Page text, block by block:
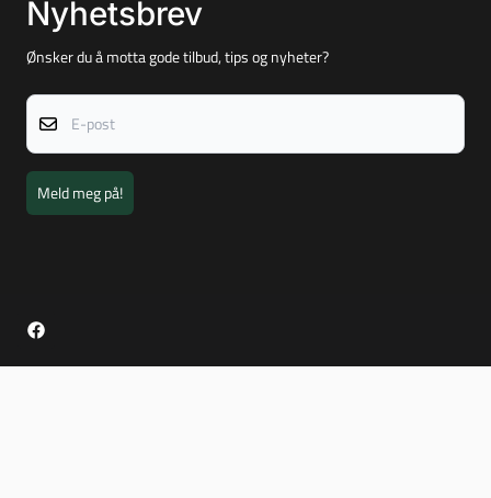
Nyhetsbrev
Ønsker du å motta gode tilbud, tips og nyheter?
E-post
Meld meg på!